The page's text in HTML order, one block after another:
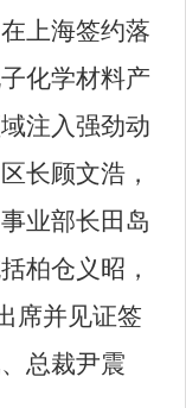
上海签约落
化学材料产
注入强劲动
长顾文浩，
业部长田岛
柏仓义昭，
席并见证签
总裁尹震